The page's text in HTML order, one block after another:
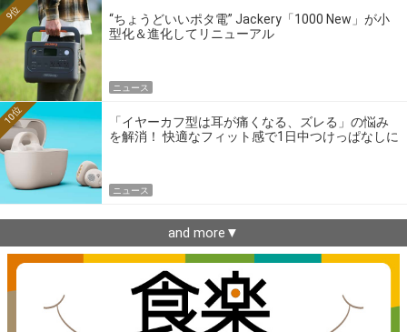
“ちょうどいいポタ電” Jackery「1000 New」が小
型化＆進化してリニューアル
9位
ニュース
「イヤーカフ型は耳が痛くなる、ズレる」の悩み
を解消！ 快適なフィット感で1日中つけっぱなしに
10位
ニュース
and more▼